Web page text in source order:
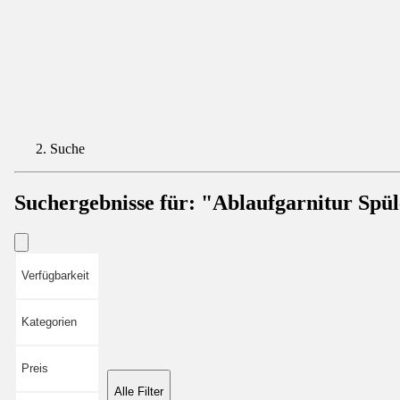
Suche
Suchergebnisse für: "Ablaufgarnitur
Verfügbarkeit
Kategorien
Preis
Alle Filter